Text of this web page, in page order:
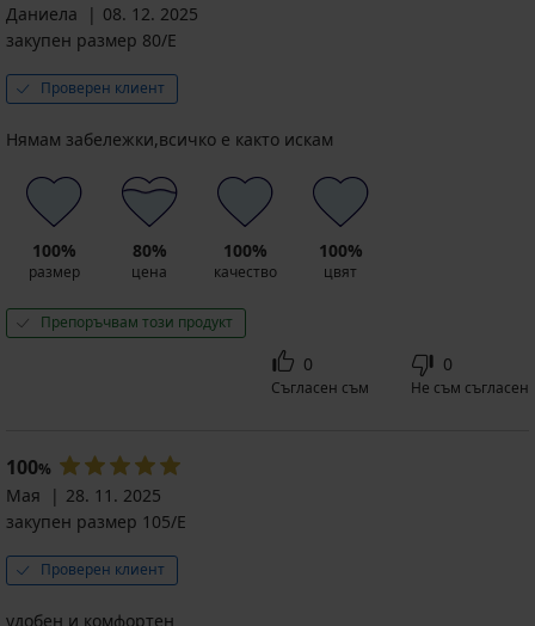
Даниела
08. 12. 2025
закупен размер 80/E
Проверен клиент
Нямам забележки,всичко е както искам
100%
размер
80%
цена
100%
качество
100%
цвят
Препоръчвам този продукт
0
Съгласен съм
0
Не съм съгласен
100%
Мая
28. 11. 2025
закупен размер 105/E
Проверен клиент
удобен и комфортен